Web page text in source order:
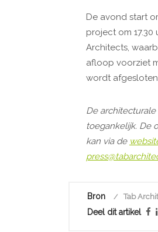
De avond start
project om
Architects,
afloop voorziet
wordt
De
toegankelijk. De
kan via de
Bron Tab
Deel dit artikel